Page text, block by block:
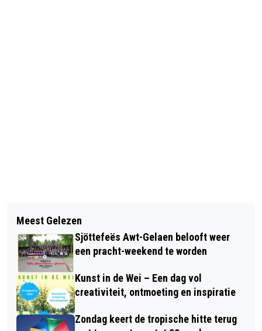
WATERVERBRUIK EN UITSTOOT
BROEIKASGASSEN TOERISMESECTOR
RELATIEF HOOG
ST. PATRICK’S DAY IN THE
NETHERLANDS: A GREEN HOLIDAY
FULL OF IRISH TRADITIONS
Meest Gelezen
Sjöttefeës Awt-Gelaen belooft weer
een pracht-weekend te worden
Kunst in de Wei – Een dag vol
creativiteit, ontmoeting en inspiratie
Zondag keert de tropische hitte terug